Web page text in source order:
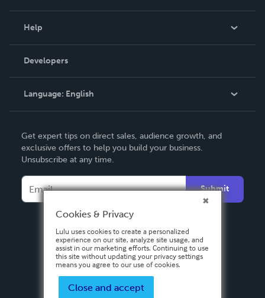
Podcast
Help
Order Lookup
Knowledge Base
Contact Support
Developers
Language: English
Deutsch
Français
Español
Get expert tips on direct sales, audience growth, and
exclusive offers to help you build your business.
Unsubscribe at any time.
Submit
Cookies & Privacy
Lulu uses cookies to create a personalized
experience on our site, analyze site usage, and
assist in our marketing efforts. Continuing to use
this site without updating your privacy settings
means you agree to our use of cookies.
Close and accept